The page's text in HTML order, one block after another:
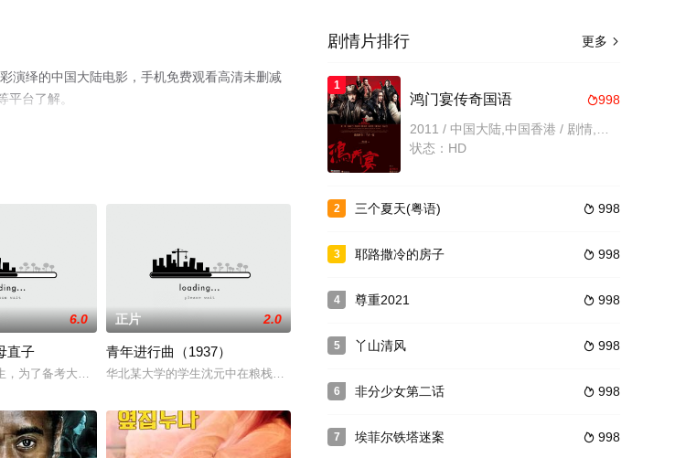
演绎的中国大陆电影，手机免费观看高清未删减
台了解。
。影片实验性颇足，并极具视觉冲击力，是英国导演彼得·格林纳威的巅峰之作，入围2015
6.0
直子
，为了备考大学，他一边在补习班学习，一边努力备战高考。然而，健一的成绩却毫无起色，他的父亲怀疑他是否认真学习，于
正片 2.0
青年进行曲（1937）
华北某大学的学生沈元中在粮栈门前被奸商派人暗杀了。沈元中生前好友王伯麟虽很善良，但却生性软弱，
更多 
剧情片排行
1
998
鸿门宴传奇国语
状态：HD
2  998
三个夏天(粤语)
3  998
耶路撒冷的房子
4  998
尊重2021
5  998
丫山清风
6  998
非分少女第二话
7  998
埃菲尔铁塔迷案